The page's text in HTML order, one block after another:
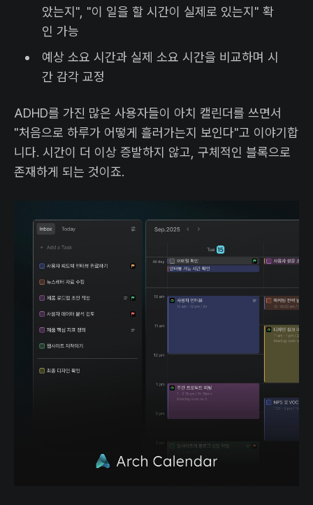
았는지", "이 일을 할 시간이 실제로 있는지" 확
인 가능
예상 소요 시간과 실제 소요 시간을 비교하며 시
간 감각 교정
ADHD를 가진 많은 사용자들이 아치 캘린더를 쓰면서
"처음으로 하루가 어떻게 흘러가는지 보인다"고 이야기합
니다. 시간이 더 이상 증발하지 않고, 구체적인 블록으로
존재하게 되는 것이죠.